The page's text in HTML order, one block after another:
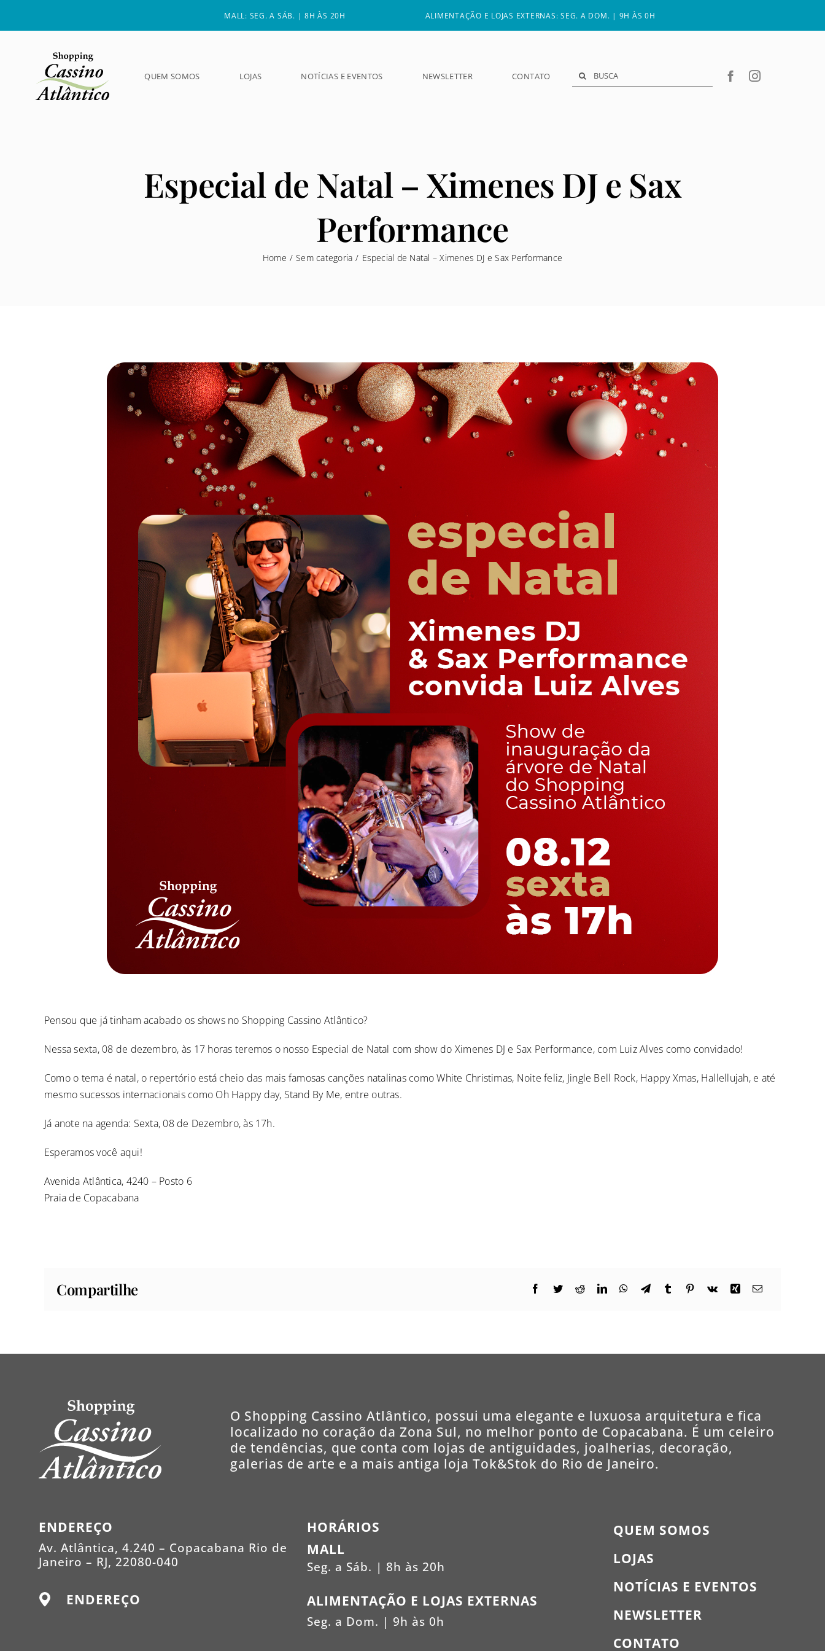
MALL: SEG. A SÁB. | 8H ÀS 20H ALIMENTAÇÃO E LOJAS EXTERNAS: SEG. A DOM. | 9H ÀS 0H
QUEM SOMOS LOJAS NOTÍCIAS E EVENTOS NEWSLETTER CONTATO
Search
for:
Especial de Natal – Ximenes DJ e Sax
Performance
Home / Sem categoria / Especial de Natal – Ximenes DJ e Sax Performance
Pensou que já tinham acabado os shows no Shopping Cassino Atlântico?
Nessa sexta, 08 de dezembro, às 17 horas teremos o nosso Especial de Natal com show do Ximenes DJ e Sax Performance, com Luiz Alves como convidado!
Como o tema é natal, o repertório está cheio das mais famosas canções natalinas como White Christimas, Noite feliz, Jingle Bell Rock, Happy Xmas, Hallellujah, e até
mesmo sucessos internacionais como Oh Happy day, Stand By Me, entre outras.
Já anote na agenda: Sexta, 08 de Dezembro, às 17h.
Esperamos você aqui!
Avenida Atlântica, 4240 – Posto 6
Praia de Copacabana
Compartilhe
O Shopping Cassino Atlântico, possui uma elegante e luxuosa arquitetura e fica
localizado no coração da Zona Sul, no melhor ponto de Copacabana. É um celeiro
de tendências, que conta com lojas de antiguidades, joalherias, decoração,
galerias de arte e a mais antiga loja Tok&Stok do Rio de Janeiro.
ENDEREÇO
Av. Atlântica, 4.240 – Copacabana Rio de
Janeiro – RJ, 22080-040
ENDEREÇO
HORÁRIOS
MALL
Seg. a Sáb. | 8h às 20h
ALIMENTAÇÃO E LOJAS EXTERNAS
Seg. a Dom. | 9h às 0h
QUEM SOMOS
LOJAS
NOTÍCIAS E EVENTOS
NEWSLETTER
CONTATO